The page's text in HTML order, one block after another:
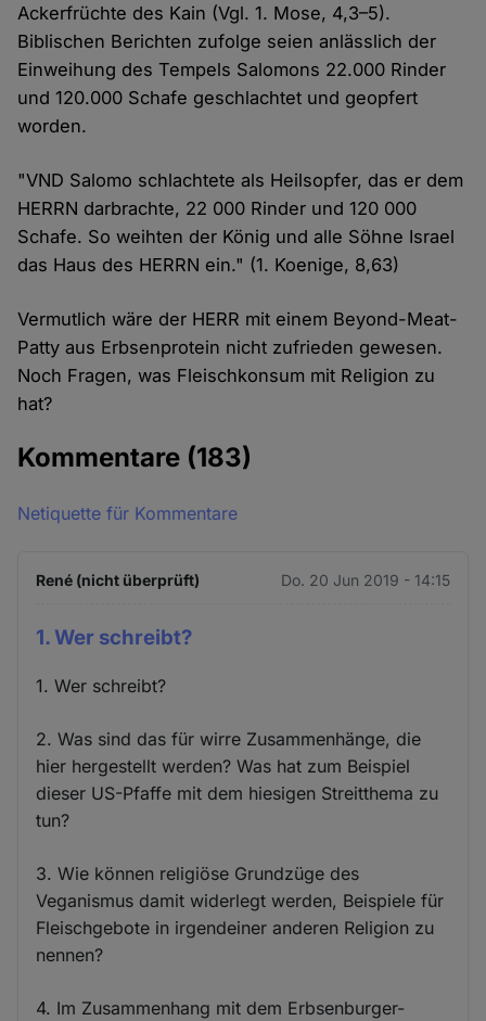
Ackerfrüchte des Kain (Vgl. 1. Mose, 4,3–5).
Biblischen Berichten zufolge seien anlässlich der
Einweihung des Tempels Salomons 22.000 Rinder
und 120.000 Schafe geschlachtet und geopfert
worden.
"VND Salomo schlachtete als Heilsopfer, das er dem
HERRN darbrachte, 22 000 Rinder und 120 000
Schafe. So weihten der König und alle Söhne Israel
das Haus des HERRN ein." (1. Koenige, 8,63)
Vermutlich wäre der HERR mit einem Beyond-Meat-
Patty aus Erbsenprotein nicht zufrieden gewesen.
Noch Fragen, was Fleischkonsum mit Religion zu
hat?
Kommentare (183)
Netiquette für Kommentare
René (nicht überprüft) Do. 20 Jun 2019 - 14:15
1. Wer schreibt?
1. Wer schreibt?
2. Was sind das für wirre Zusammenhänge, die
hier hergestellt werden? Was hat zum Beispiel
dieser US-Pfaffe mit dem hiesigen Streitthema zu
tun?
3. Wie können religiöse Grundzüge des
Veganismus damit widerlegt werden, Beispiele für
Fleischgebote in irgendeiner anderen Religion zu
nennen?
4. Im Zusammenhang mit dem Erbsenburger-